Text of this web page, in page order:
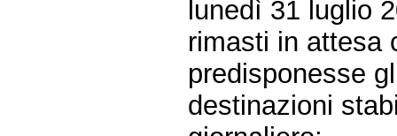
lunedì 31 luglio
rimasti in attesa
predisponesse
destinazioni